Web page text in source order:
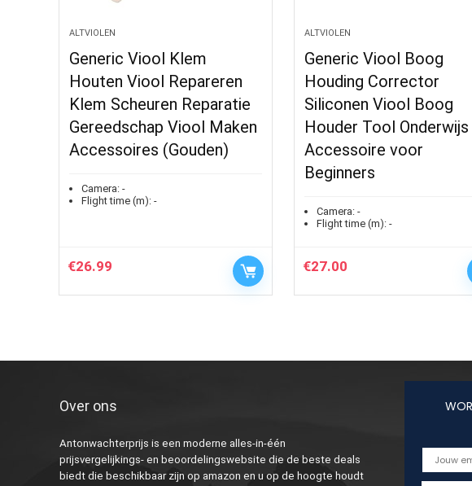
ALTVIOLEN
Generic Viool Klem
Houten Viool Repareren
Klem Scheuren Reparatie
Gereedschap Viool Maken
Accessoires (Gouden)
Camera: -
Flight time (m): -
€26.99
ALTVIOLEN
Generic Viool Boog
Houding Corrector
Siliconen Viool Boog
Houder Tool Onderwijs
Accessoire voor
Beginners
Camera:-
Flight time (m):-
€27.00
Over ons
Antonwachterprijs is een moderne alles-in-één
prijsvergelijkings- en beoordelingswebsite die de beste deals
biedt die beschikbaar zijn op amazon en u op de hoogte houdt